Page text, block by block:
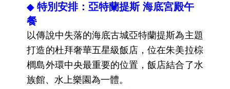
◆特別安排：亞特蘭提斯 海底宮殿午
餐
以傳說中失落的海底古城亞特蘭提斯為主題
打造的杜拜奢華五星級飯店，位在朱美拉棕
櫚島外環中央最重要的位置，飯店結合了水
族館、水上樂園為一體。